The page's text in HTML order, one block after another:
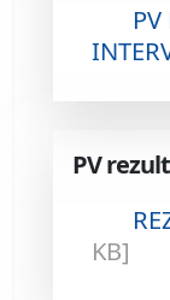
PV
KB]